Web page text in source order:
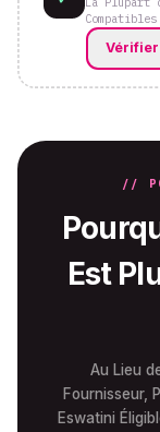
Vérifier
//
Est
Au Lieu
Fournisseur,
Eswatini